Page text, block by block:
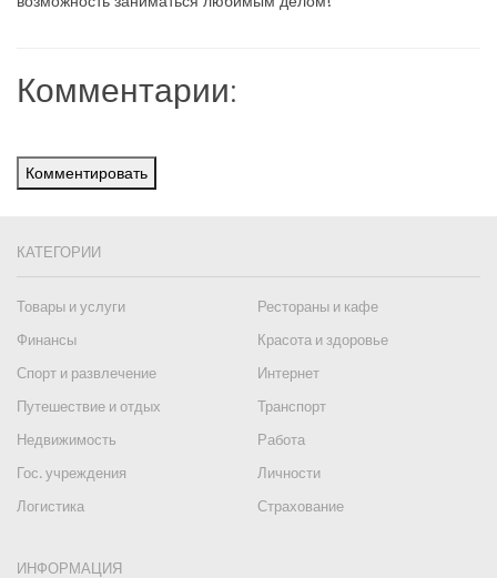
Комментарии:
Комментировать
КАТЕГОРИИ
Товары и услуги
Рестораны и кафе
Финансы
Красота и здоровье
Спорт и развлечение
Интернет
Путешествие и отдых
Транспорт
Недвижимость
Работа
Гос. учреждения
Личности
Логистика
Страхование
ИНФОРМАЦИЯ